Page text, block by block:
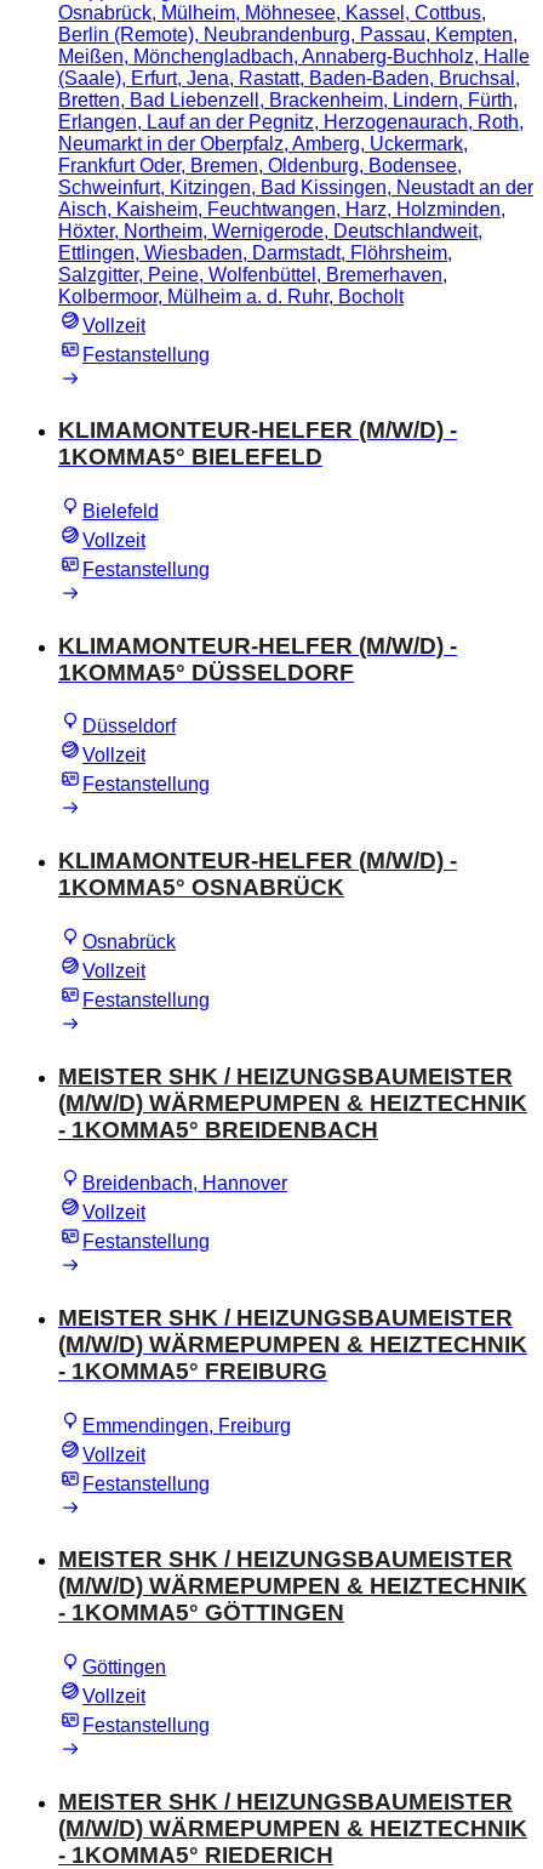
Osnabrück, Mülheim, Möhnesee, Kassel, Cottbus,
Berlin (Remote), Neubrandenburg, Passau, Kempten,
Meißen, Mönchengladbach, Annaberg-Buchholz, Halle
(Saale), Erfurt, Jena, Rastatt, Baden-Baden, Bruchsal,
Bretten, Bad Liebenzell, Brackenheim, Lindern, Fürth,
Erlangen, Lauf an der Pegnitz, Herzogenaurach, Roth,
Neumarkt in der Oberpfalz, Amberg, Uckermark,
Frankfurt Oder, Bremen, Oldenburg, Bodensee,
Schweinfurt, Kitzingen, Bad Kissingen, Neustadt an der
Aisch, Kaisheim, Feuchtwangen, Harz, Holzminden,
Höxter, Northeim, Wernigerode, Deutschlandweit,
Ettlingen, Wiesbaden, Darmstadt, Flöhrsheim,
Salzgitter, Peine, Wolfenbüttel, Bremerhaven,
Kolbermoor, Mülheim a. d. Ruhr, Bocholt
Vollzeit
Festanstellung
KLIMAMONTEUR-HELFER (M/W/D) -
1KOMMA5° BIELEFELD
Bielefeld
Vollzeit
Festanstellung
KLIMAMONTEUR-HELFER (M/W/D) -
1KOMMA5° DÜSSELDORF
Düsseldorf
Vollzeit
Festanstellung
KLIMAMONTEUR-HELFER (M/W/D) -
1KOMMA5° OSNABRÜCK
Osnabrück
Vollzeit
Festanstellung
MEISTER SHK / HEIZUNGSBAUMEISTER
(M/W/D) WÄRMEPUMPEN & HEIZTECHNIK
- 1KOMMA5° BREIDENBACH
Breidenbach, Hannover
Vollzeit
Festanstellung
MEISTER SHK / HEIZUNGSBAUMEISTER
(M/W/D) WÄRMEPUMPEN & HEIZTECHNIK
- 1KOMMA5° FREIBURG
Emmendingen, Freiburg
Vollzeit
Festanstellung
MEISTER SHK / HEIZUNGSBAUMEISTER
(M/W/D) WÄRMEPUMPEN & HEIZTECHNIK
- 1KOMMA5° GÖTTINGEN
Göttingen
Vollzeit
Festanstellung
MEISTER SHK / HEIZUNGSBAUMEISTER
(M/W/D) WÄRMEPUMPEN & HEIZTECHNIK
- 1KOMMA5° RIEDERICH